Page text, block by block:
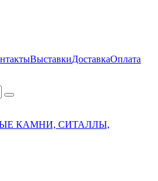
ВыставкиДоставкаОплата
КАМНИ, СИТАЛЛЫ,